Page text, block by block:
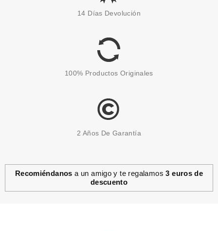
14 Días Devolución
100% Productos Originales
2 Años De Garantía
Recomiéndanos a un amigo y te regalamos3 euros de
descuento